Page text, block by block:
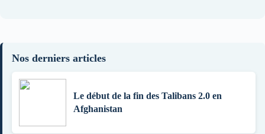
Nos derniers articles
Le début de la fin des Talibans 2.0 en
Afghanistan